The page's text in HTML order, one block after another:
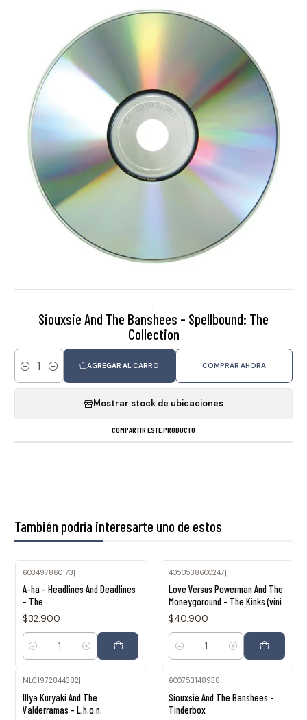
|
Siouxsie And The Banshees - Spellbound: The
Collection
Cantidad
AGREGAR AL CARRO COMPRAR AHORA
Mostrar stock de ubicaciones
COMPARTIR ESTE PRODUCTO
También podría interesarte uno de estos
603497860173|
A-ha - Headlines And Deadlines
- The
$32.900
Cantidad
4050538600247|
Love Versus Powerman And The
Moneygoround - The Kinks (vini
$40.900
Cantidad
MLC1972844382|
Illya Kuryaki And The
Valderramas - L.h.o.n.
600753148938
Siouxsie And The Banshees -
Tinderbox